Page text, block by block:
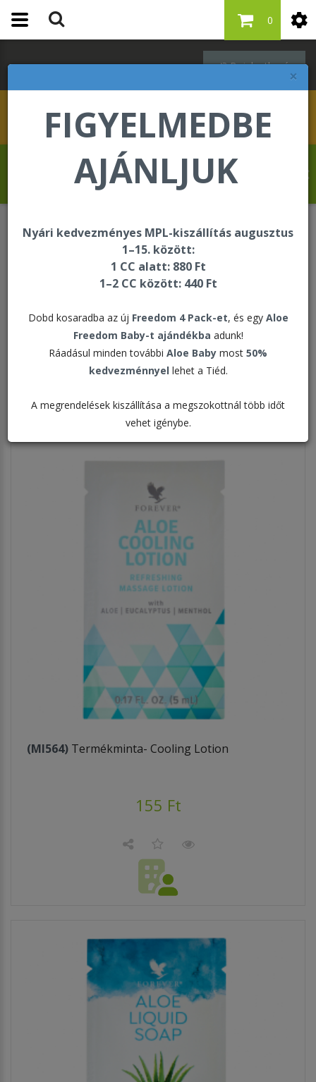
×
FIGYELMEDBE
AJÁNLJUK
Nyári kedvezményes MPL-kiszállítás augusztus
1–15. között:
1 CC alatt: 880 Ft
1–2 CC között: 440 Ft
Dobd kosaradba az új Freedom 4 Pack-et, és egy Aloe
Freedom Baby-t ajándékba adunk!
Ráadásul minden további Aloe Baby most 50%
kedvezménnyel lehet a Tiéd.
A megrendelések kiszállítása a megszokottnál több időt
vehet igénybe.
Bejelentkezés
0
Hahn Martina üdvözli Önt a Forever Living
internetes áruházában!
Oktatási és segédanyagok
Termékminták
Rendezés:
(MI564) Termékminta- Cooling Lotion
155 Ft